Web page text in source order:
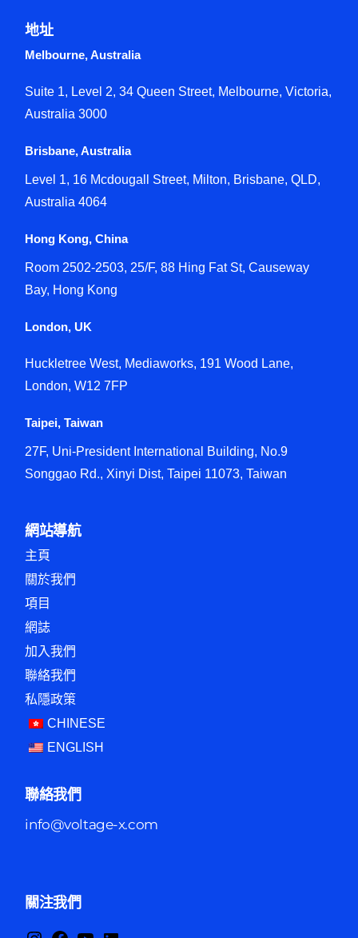
地址
Melbourne, Australia
Suite 1, Level 2, 34 Queen Street, Melbourne, Victoria,
Australia 3000
Brisbane, Australia
Level 1, 16 Mcdougall Street, Milton, Brisbane, QLD,
Australia 4064
Hong Kong, China
Room 2502-2503, 25/F, 88 Hing Fat St, Causeway
Bay, Hong Kong
London, UK
Huckletree West, Mediaworks, 191 Wood Lane,
London, W12 7FP
Taipei, Taiwan
27F, Uni-President International Building, No.9
Songgao Rd., Xinyi Dist, Taipei 11073, Taiwan
網站導航
主頁
關於我們
項目
網誌
加入我們
聯絡我們
私隱政策
CHINESE
ENGLISH
聯絡我們
info@voltage-x.com
關注我們